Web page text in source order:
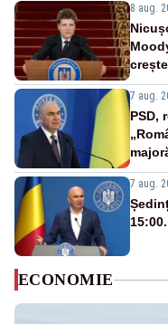
8 aug.
7 aug.
PSD,
7 aug.
ECONOMIE